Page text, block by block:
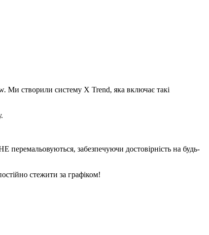
Ми створили систему X Trend, яка включає такі
забезпечуючи достовірність на будь-
стежити за графіком!